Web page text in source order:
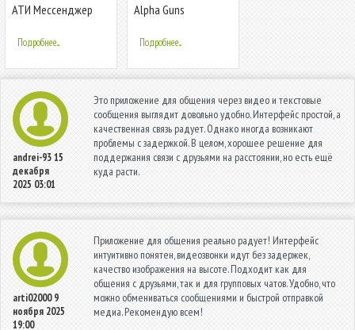
АТИ Мессенджер
Подробнее...
Alpha Guns
Подробнее...
andrei-9315
декабря
2025 03:01
Это приложение для общения через видео и текстовые
сообщения выглядит довольно удобно. Интерфейс простой, а
качественная связь радует. Однако иногда возникают
проблемы с задержкой. В целом, хорошее решение для
поддержания связи с друзьями на расстоянии, но есть ещё
куда расти.
arti02000 9
ноября 2025
19:00
Приложение для общения реально радует! Интерфейс
интуитивно понятен, видеозвонки идут без задержек,
качество изображения на высоте. Подходит как для
общения с друзьями, так и для групповых чатов. Удобно, что
можно обмениваться сообщениями и быстрой отправкой
медиа. Рекомендую всем!